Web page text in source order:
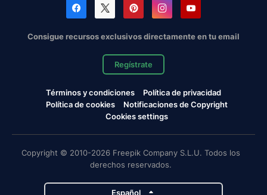
Consigue recursos exclusivos directamente en tu email
Regístrate
Términos y condiciones
Política de privacidad
Política de cookies
Notificaciones de Copyright
Cookies settings
Copyright © 2010-2026 Freepik Company S.L.U. Todos los
derechos reservados.
Español